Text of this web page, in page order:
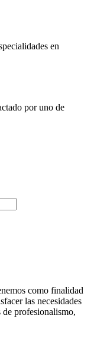
en
por uno de
como finalidad
las necesidades
profesionalismo,